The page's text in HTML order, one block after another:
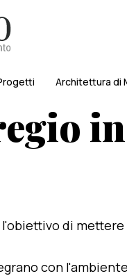
Architettura di
l'obiettivo di
con